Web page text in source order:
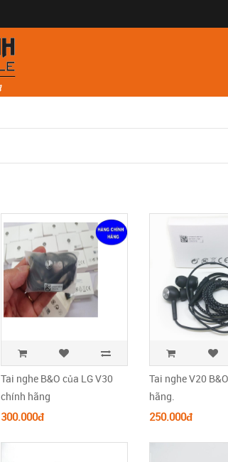
Tai nghe B&O của LG V30
chính hãng
300.000đ
Tai nghe V20
hãng.
250.000đ